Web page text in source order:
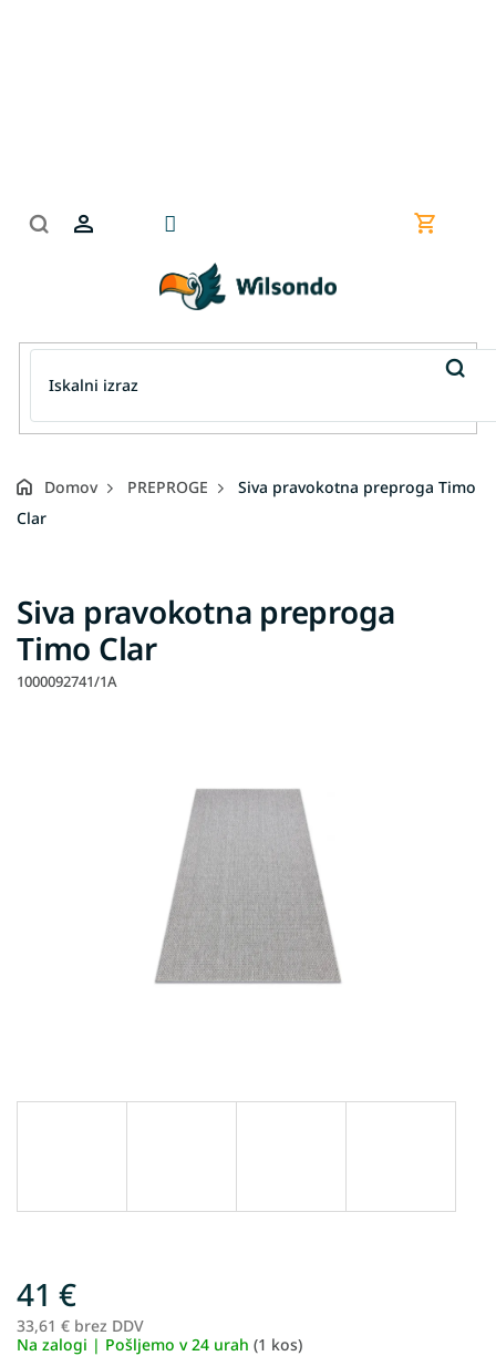
Domov PREPROGE
Siva pravokotna preproga Timo
Clar
Siva pravokotna preproga
Timo Clar
1000092741/1A
41 €
33,61 € brez DDV
Na zalogi | Pošljemo v 24 urah (1 kos)